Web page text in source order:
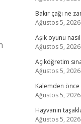
Bakır çağı ne
Ağustos 5, 2026
Aşık oyunu
Ağustos 5, 2026
Açıköğretim
Ağustos 5, 2026
Kalemden önce
Ağustos 5, 2026
Hayvanın
Ağustos 5, 2026